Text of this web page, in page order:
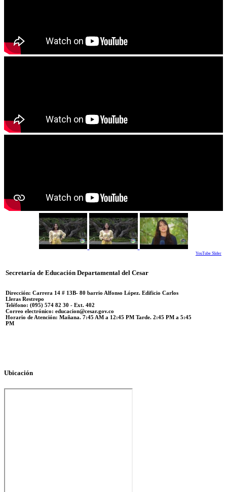
YouTube Slider
Secretaría de Educación Departamental del Cesar
Dirección: Carrera 14 # 13B- 80 barrio Alfonso López. Edificio Carlos
Lleras Restrepo
Teléfono: (095) 574 82 30 - Ext. 402
Correo electrónico: educacion@cesar.gov.co
Horario de Atención: Mañana. 7:45 AM a 12:45 PM Tarde. 2:45 PM a 5:45
PM
Ubicación